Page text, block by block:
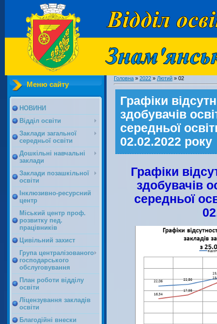
Меню сайту
НОВИНИ
Відділ освіти
Заклади загальної
середньої освіти
Дошкільні навчальні
заклади
Заклади позашкільної
освіти
Інклюзивно-ресурсний
центр
Міський центр проф.
розвитку пед.
працівників
Цивільний захист
Група централізованого
господарського
обслуговування
План роботи відділу
освіти
Ліцензування закладів
освіти
Благодійні внески
Головна » 2022 » Лютий » 02
Графіки
здобувачів
середньої
02.02.2022 року
Графіки
здобувачів
середньої